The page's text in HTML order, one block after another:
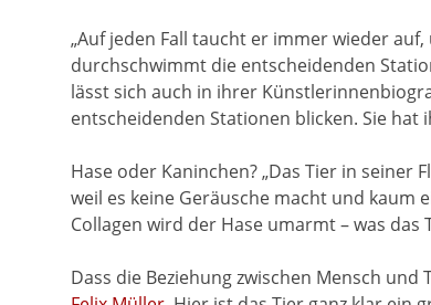
„Auf jeden Fall taucht er immer wieder
durchschwimmt die entscheidenden
lässt sich auch in ihrer
entscheidenden Stationen blicken. Sie
Hase oder Kaninchen? „Das Tier in
weil es keine Geräusche macht und kaum
Collagen wird der Hase umarmt – was
Dass die Beziehung zwischen Mensch